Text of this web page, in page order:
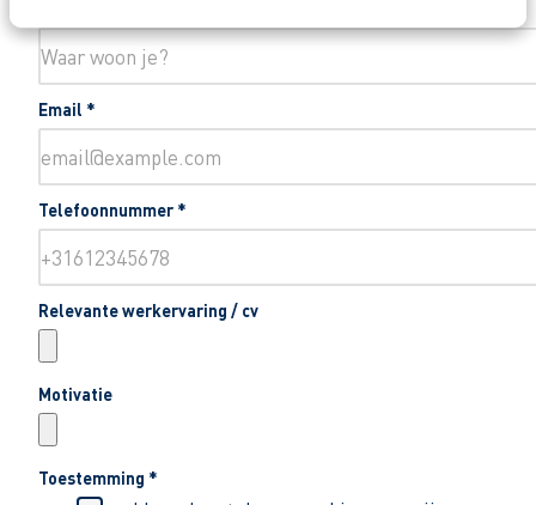
Email *
Telefoonnummer *
Relevante werkervaring / cv
Motivatie
Toestemming *